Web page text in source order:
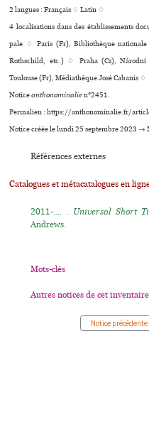
2 langues :Français ♢Latin ♢
4 localisations dans des établissements
pale ♢ Paris (Fr), Bibliothèque nationale
Rothschild, etc.) ♢ Praha (Cz),
Toulouse (Fr), Médiathèque José Cabanis ♢
Noticeanthonominalien°2451.
Permalien : https://anthonominalie.fr/
Notice créée le lundi 25 septembre 2023 →
Références externes
Catalogues et métacatalogues en
2011-.... . Universal Short
Andrews.
Mots-clés
Autres notices de cet inventaire
Notice